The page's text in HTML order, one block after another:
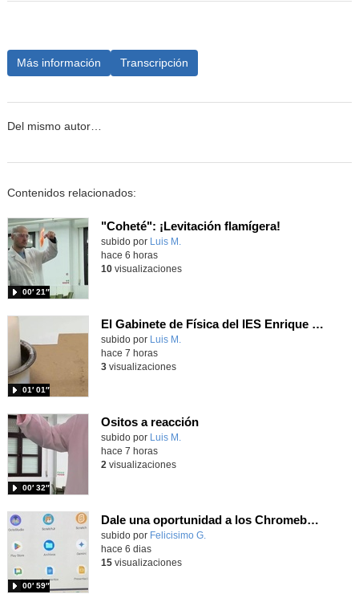
Más información Transcripción
Del mismo autor…
Contenidos relacionados:
"Coheté": ¡Levitación flamígera!
Contenido educativo.
subido por Luis M.
00′ 21″
hace 6 horas
10visualizaciones
El Gabinete de Física del IES Enrique Tierno Galván de Parla (Curso 25-26)
Contenido educativo.
subido por Luis M.
01′ 01″
hace 7 horas
3visualizaciones
Ositos a reacción
Contenido educativo.
subido por Luis M.
00′ 32″
hace 7 horas
2 visualizaciones
Dale una oportunidad a los Chromebooks y utiliza un proyector para realizar talleres si no tienes pantallas táctiles
Contenido educativo.
subido por Felicisimo G.
00′ 59″
hace 6 dias
15visualizaciones